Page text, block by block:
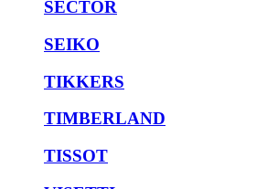
SECTOR
SEIKO
TIKKERS
TIMBERLAND
TISSOT